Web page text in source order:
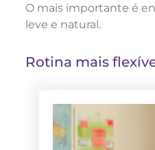
O mais importante é
leve e natural.
Rotina mais